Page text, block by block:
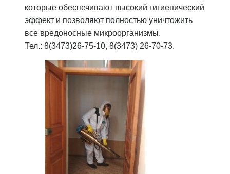
которые обеспечивают высокий гигиенический
эффект и позволяют полностью уничтожить
все вредоносные микроорганизмы.
Тел.: 8(3473)26-75-10, 8(3473) 26-70-73.